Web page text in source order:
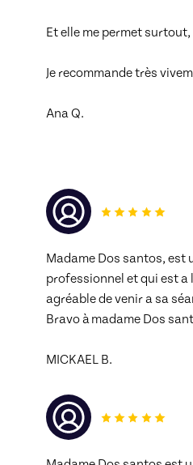
Et elle me permet surtout,
Je recommande très
Ana Q.
Madame Dos santos, est
professionnel et qui est a
agréable de venir a sa
Bravo à madame Dos
MICKAEL B.